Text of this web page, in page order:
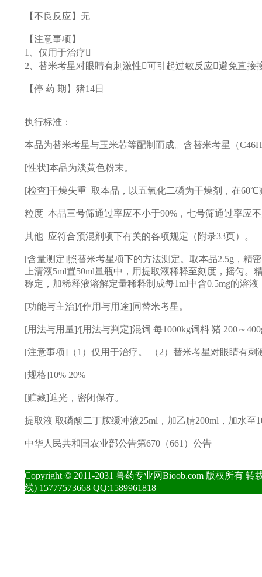
【不良反应】无
【注意事项】
1、仅用于治疗
2、替米考星对眼睛有刺激性可引起过敏反应避免直接
【停 药 期】猪14日
执行标准：
本品为替米考星与玉米芯等配制而成。含替米考星（
[性状]本品为淡黄色粉末。
[检查]干燥失重 取本品，以五氧化二磷为干燥剂，在
粒度 本品三号筛通过率应不小于90%，七号筛通过率应
其他 应符合预混剂项下有关的各项规定（附录33页）。
[含量测定]照替米考星项下的方法测定。取本品2.5g，精
上清液5ml置50ml量瓶中，用提取液稀释至刻度，摇匀
称定，加稀释液溶解定量稀释制成每1ml中含0.5mg的溶
[功能与主治]/[作用与用途]同替米考星。
[用法与用量]/[用法与判定]混饲 每1000kg饲料 猪 200～
[注意事项]（1）仅用于治疗。 （2）替米考星对眼睛有
[规格]10% 20%
[贮藏]遮光，密闭保存。
提取液 取磷酸二丁胺缓冲液25ml，加乙腈200ml，加水至
中华人民共和国农业部公告第670（661）公告
Copyright © 2011-2031 兽药专业网Bioob.com 版权所有
线) 15777573668 QQ:1589961818